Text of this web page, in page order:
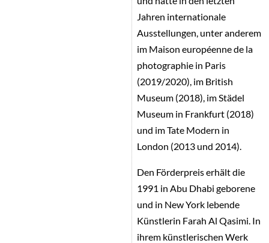
Jahren internationale
Ausstellungen, unter anderem
im Maison européenne de la
photographie in Paris
(2019/2020), im British
Museum (2018), im Städel
Museum in Frankfurt (2018)
und im Tate Modern in
London (2013 und 2014).
Den Förderpreis erhält die
1991 in Abu Dhabi geborene
und in New York lebende
Künstlerin Farah Al Qasimi. In
ihrem künstlerischen Werk